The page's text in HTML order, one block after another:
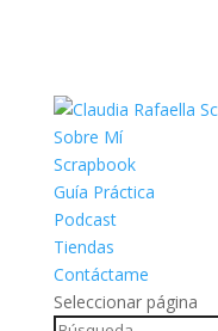
Sobre Mí
Scrapbook
Guía Práctica
Podcast
Tiendas
Contáctame
Seleccionar página